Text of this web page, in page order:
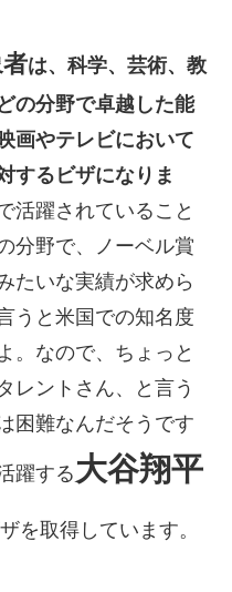
は、科学、芸術、教
の分野で卓越した能
画やテレビにおいて
するビザになりま
活躍されていること
分野で、ノーベル賞
たいな実績が求めら
うと米国での知名度
。なので、ちょっと
レントさん、と言う
困難なんだそうです
躍する 大谷翔平
を取得しています。